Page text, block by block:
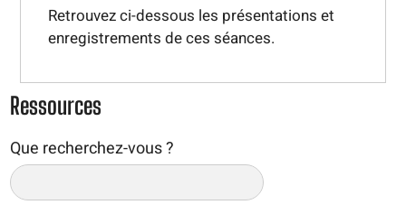
Retrouvez ci-dessous les présentations et
enregistrements de ces séances.
Ressources
Que recherchez-vous ?